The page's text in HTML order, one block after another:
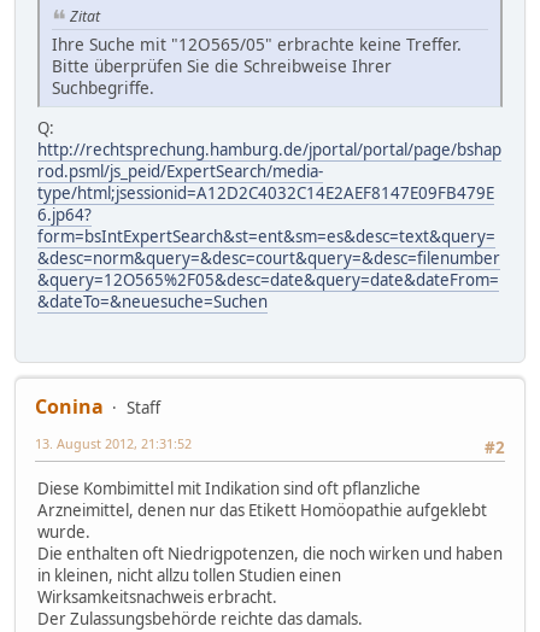
Zitat
Ihre Suche mit "12O565/05" erbrachte keine Treffer.
Bitte überprüfen Sie die Schreibweise Ihrer
Suchbegriffe.
Q:
http://rechtsprechung.hamburg.de/jportal/portal/page/bshap
rod.psml/js_peid/ExpertSearch/media-
type/html;jsessionid=A12D2C4032C14E2AEF8147E09FB479E
6.jp64?
form=bsIntExpertSearch&st=ent&sm=es&desc=text&query=
&desc=norm&query=&desc=court&query=&desc=filenumber
&query=12O565%2F05&desc=date&query=date&dateFrom=
&dateTo=&neuesuche=Suchen
Conina
Staff
#2
13. August 2012, 21:31:52
Diese Kombimittel mit Indikation sind oft pflanzliche
Arzneimittel, denen nur das Etikett Homöopathie aufgeklebt
wurde.
Die enthalten oft Niedrigpotenzen, die noch wirken und haben
in kleinen, nicht allzu tollen Studien einen
Wirksamkeitsnachweis erbracht.
Der Zulassungsbehörde reichte das damals.